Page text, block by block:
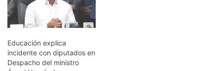
Educación explica
incidente con diputados en
Despacho del ministro